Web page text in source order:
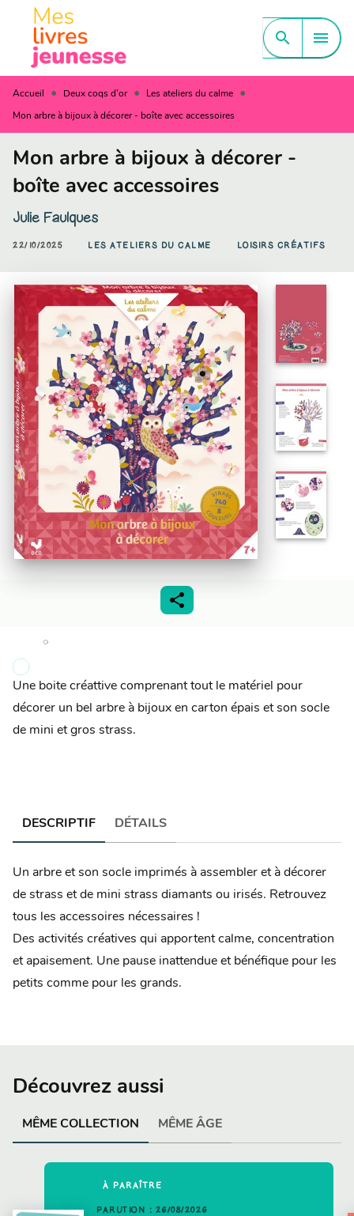
MENU CONTENU
PIED DE PAGE
search menu
Accueil • Deux coqs d'or • Les ateliers du calme •
Mon arbre à bijoux à décorer - boîte avec accessoires
Mon arbre à bijoux à décorer -
boîte avec accessoires
Julie Faulques
22/10/2025 LES ATELIERS DU CALME LOISIRS CRÉATIFS
Une boite créattive comprenant tout le matériel pour
décorer un bel arbre à bijoux en carton épais et son socle
de mini et gros strass.
DESCRIPTIF DÉTAILS
Un arbre et son socle imprimés à assembler et à décorer
de strass et de mini strass diamants ou irisés. Retrouvez
tous les accessoires nécessaires !
Des activités créatives qui apportent calme, concentration
et apaisement. Une pause inattendue et bénéfique pour les
petits comme pour les grands.
Découvrez aussi
MÊME COLLECTION MÊME ÂGE
À PARAÎTRE
PARUTION : 26/08/2026